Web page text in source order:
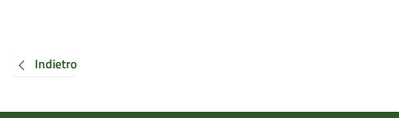
Indietro